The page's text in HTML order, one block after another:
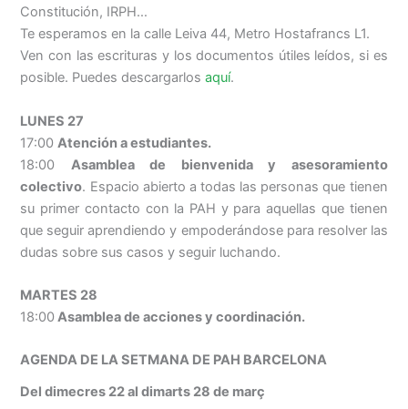
Constitución, IRPH…
Te esperamos en la calle Leiva 44, Metro Hostafrancs L1.
Ven con las escrituras y los documentos útiles leídos, si es
posible. Puedes descargarlosaquí.
LUNES 27
17:00Atención a estudiantes.
18:00 Asamblea de bienvenida y asesoramiento
colectivo. Espacio abierto a todas las personas que tienen
su primer contacto con la PAH y para aquellas que tienen
que seguir aprendiendo y empoderándose para resolver las
dudas sobre sus casos y seguir luchando.
MARTES 28
18:00Asamblea de acciones y coordinación.
AGENDA DE LA SETMANA DE PAH BARCELONA
Del dimecres 22 al dimarts 28 de març